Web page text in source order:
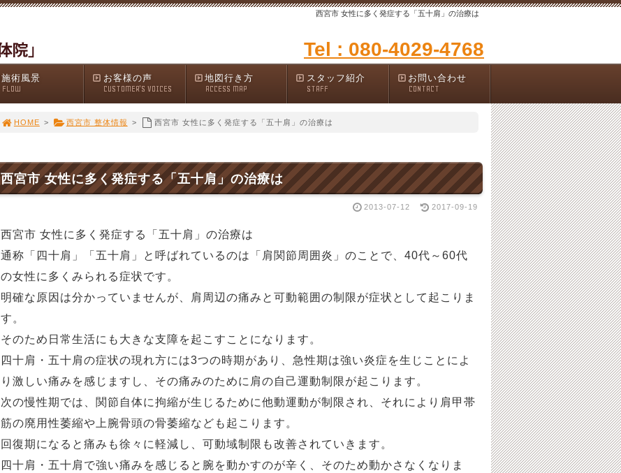
西宮市 女性に多く発症する「五十肩」の治療は
Tel : 080-4029-4768
施術風景
FLOW
お客様の声
CUSTOMER'S VOICES
地図行き方
ACCESS MAP
スタッフ紹介
STAFF
お問い合わせ
CONTACT
HOME > 西宮市 整体情報 > 西宮市 女性に多く発症する「五十肩」の治療は
西宮市 女性に多く発症する「五十肩」の治療は
2013-07-12 2017-09-19
西宮市 女性に多く発症する「五十肩」の治療は
通称「四十肩」「五十肩」と呼ばれているのは「肩関節周囲炎」のことで、40代～60代
の女性に多くみられる症状です。
明確な原因は分かっていませんが、肩周辺の痛みと可動範囲の制限が症状として起こりま
す。
そのため日常生活にも大きな支障を起こすことになります。
四十肩・五十肩の症状の現れ方には3つの時期があり、急性期は強い炎症を生じことによ
り激しい痛みを感じますし、その痛みのために肩の自己運動制限が起こります。
次の慢性期では、関節自体に拘縮が生じるために他動運動が制限され、それにより肩甲帯
筋の廃用性萎縮や上腕骨頭の骨萎縮なども起こります。
回復期になると痛みも徐々に軽減し、可動域制限も改善されていきます。
四十肩・五十肩で強い痛みを感じると腕を動かすのが辛く、そのため動かさなくなりま